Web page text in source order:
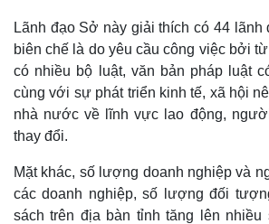
Lãnh đạo Sở này giải thích có 44 lãnh
biên chế là do yêu cầu công việc bởi
có nhiều bộ luật, văn bản pháp luật
cùng với sự phát triển kinh tế, xã hội
nhà nước về lĩnh vực lao động,
thay đổi.
Mặt khác, số lượng doanh nghiệp và
các doanh nghiệp, số lượng đối
sách trên địa bàn tỉnh tăng lên